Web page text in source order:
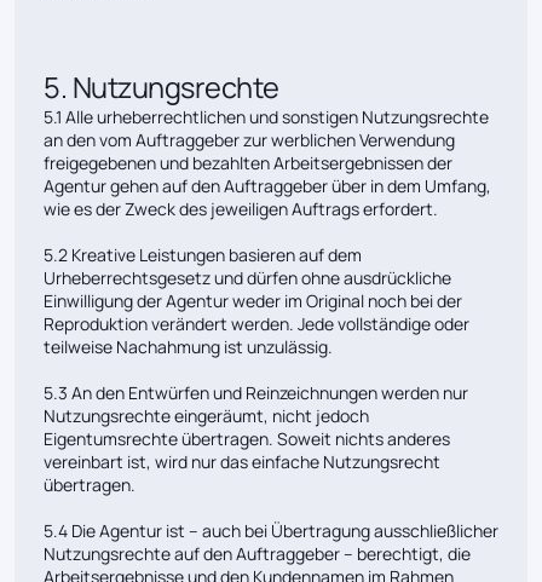
5. Nutzungsrechte
5.1 Alle urheberrechtlichen und sonstigen Nutzungsrechte
an den vom Auftraggeber zur werblichen Verwendung
freigegebenen und bezahlten Arbeitsergebnissen der
Agentur gehen auf den Auftraggeber über in dem Umfang,
wie es der Zweck des jeweiligen Auftrags erfordert.
5.2 Kreative Leistungen basieren auf dem
Urheberrechtsgesetz und dürfen ohne ausdrückliche
Einwilligung der Agentur weder im Original noch bei der
Reproduktion verändert werden. Jede vollständige oder
teilweise Nachahmung ist unzulässig.
5.3 An den Entwürfen und Reinzeichnungen werden nur
Nutzungsrechte eingeräumt, nicht jedoch
Eigentumsrechte übertragen. Soweit nichts anderes
vereinbart ist, wird nur das einfache Nutzungsrecht
übertragen.
5.4 Die Agentur ist – auch bei Übertragung ausschließlicher
Nutzungsrechte auf den Auftraggeber – berechtigt, die
Arbeitsergebnisse und den Kundennamen im Rahmen